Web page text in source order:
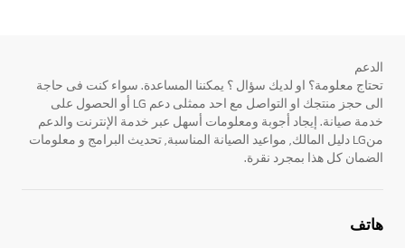
الدعم
تحتاج معلومة؟ او لديك سؤال ؟ يمكننا المساعدة. سواء كنت فى حاجة
الى حجز منتجك او التواصل مع احد ممثلى دعم LG أو الحصول على
خدمة صيانة. إيجاد أجوبة ومعلومات أسهل عبر خدمة الإنترنت والدعم
منLG دليل المالك, مواعيد الصيانة المناسبة, تحديث البرامج و معلومات
الضمان كل هذا بمجرد نقرة.
هاتف